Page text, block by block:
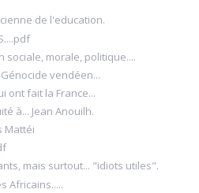
de l'education.
sociale, morale, politique....
vendéen...
ont fait la France...
à... Jean Anouilh.
Mattéi
mais surtout... "idiots utiles".
Africains.....